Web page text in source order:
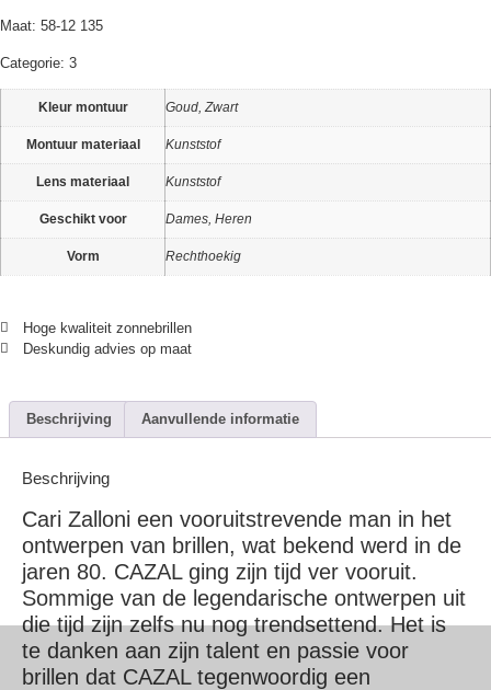
Maat: 58-12 135
Categorie: 3
Kleur montuur Goud, Zwart
Montuur materiaal Kunststof
Lens materiaal Kunststof
Geschikt voor Dames, Heren
Vorm Rechthoekig
Hoge kwaliteit zonnebrillen
Deskundig advies op maat
Beschrijving Aanvullende informatie
Beschrijving
Cari Zalloni een vooruitstrevende man in het
ontwerpen van brillen, wat bekend werd in de
jaren 80. CAZAL ging zijn tijd ver vooruit.
Sommige van de legendarische ontwerpen uit
die tijd zijn zelfs nu nog trendsettend. Het is
te danken aan zijn talent en passie voor
brillen dat CAZAL tegenwoordig een